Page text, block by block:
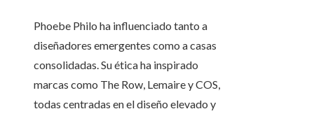
Phoebe Philo ha influenciado tanto a
diseñadores emergentes como a casas
consolidadas. Su ética ha inspirado
marcas como The Row, Lemaire y COS,
todas centradas en el diseño elevado y